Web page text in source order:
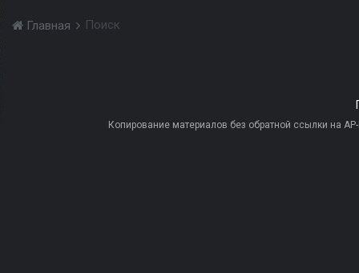
Главная Поиск
Копирование материалов без обратной ссылки на